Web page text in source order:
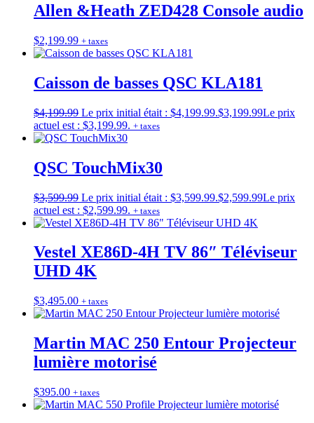
Allen &Heath ZED428 Console audio
$2,199.99 + taxes
Caisson de basses QSC KLA181
$4,199.99 Le prix initial était : $4,199.99.$3,199.99Le prix
actuel est : $3,199.99. + taxes
QSC TouchMix30
$3,599.99 Le prix initial était : $3,599.99.$2,599.99Le prix
actuel est : $2,599.99. + taxes
Vestel XE86D-4H TV 86″ Téléviseur
UHD 4K
$3,495.00 + taxes
Martin MAC 250 Entour Projecteur
lumière motorisé
$395.00 + taxes